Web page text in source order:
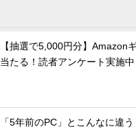
【抽選で5,000円分】Amazon
当たる！読者アンケート実施中
「5年前のPC」とこんなに違